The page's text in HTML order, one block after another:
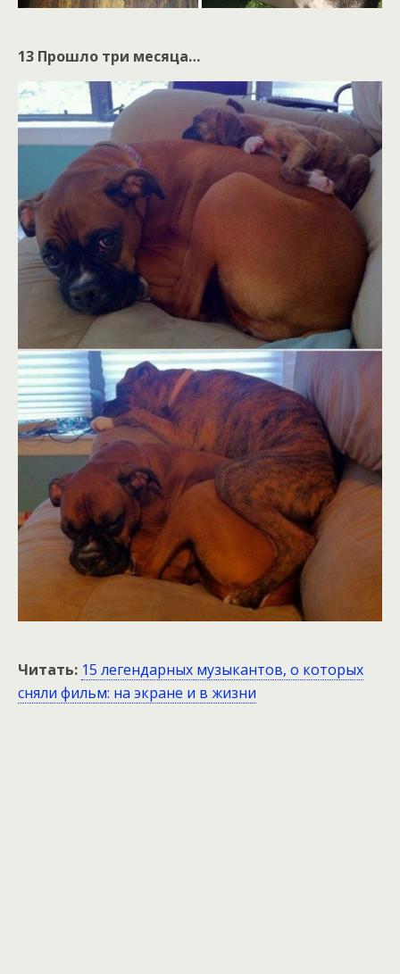
13 Прошло три месяца…
Читать: 15 легендарных музыкантов, о которых
сняли фильм: на экране и в жизни